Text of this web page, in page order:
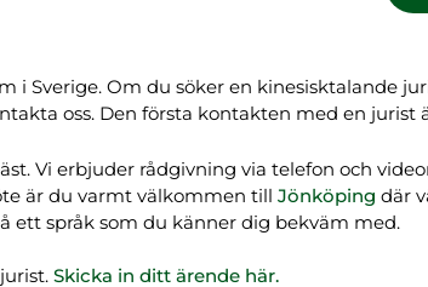
Sverige. Om du söker en kinesisktalande
oss. Den första kontakten med en jurist
Vi erbjuder rådgivning via telefon och
är du varmt välkommen till Jönköping där
ett språk som du känner dig bekväm med.
Skicka in ditt ärende här.